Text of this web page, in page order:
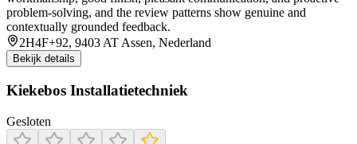
problem-solving, and the review patterns show genuine and
contextually grounded feedback.
2H4F+92, 9403 AT Assen, Nederland
Bekijk details
Kiekebos Installatietechniek
Gesloten